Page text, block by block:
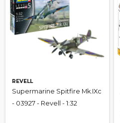
REVELL
Supermarine Spitfire Mk.IXc
- 03927 - Revell - 1:32